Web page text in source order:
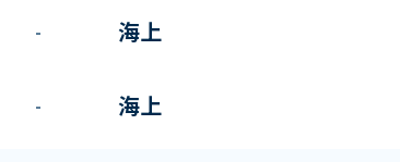
- 海上
- 海上